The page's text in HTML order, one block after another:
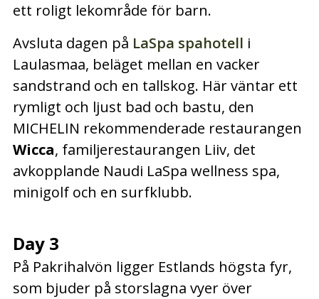
ett roligt lekområde för barn.
Avsluta dagen på LaSpa spahotell i
Laulasmaa, beläget mellan en vacker
sandstrand och en tallskog. Här väntar ett
rymligt och ljust bad och bastu, den
MICHELIN rekommenderade restaurangen
Wicca, familjerestaurangen Liiv, det
avkopplande Naudi LaSpa wellness spa,
minigolf och en surfklubb.
Day 3
På Pakrihalvön ligger Estlands högsta fyr,
som bjuder på storslagna vyer över